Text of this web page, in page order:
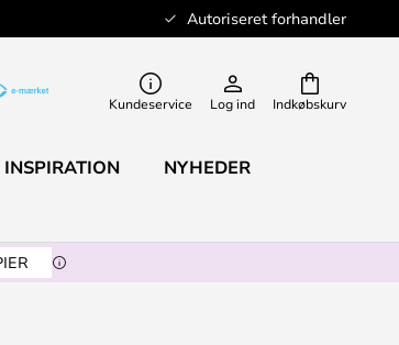
Autoriseret forhandler
Indkøbskurv
Kundeservice Log ind
INSPIRATION NYHEDER